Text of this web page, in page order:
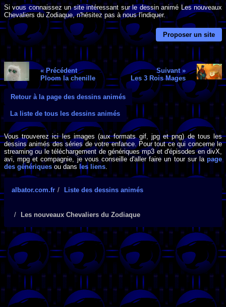
Si vous connaissez un site intéressant sur le dessin animé Les nouveaux
Chevaliers du Zodiaque, n'hésitez pas à nous l'indiquer.
Proposer un site
« Précédent
Ploom la chenille
Suivant »
Les 3 Rois Mages
Retour à la page des dessins animés
La liste de tous les dessins animés
Vous trouverez ici les images (aux formats gif, jpg et png) de tous les
dessins animés des séries de votre enfance. Pour tout ce qui concerne le
streaming ou le téléchargement de génériques mp3 et d'épisodes en divX,
avi, mpg et compagnie, je vous conseille d'aller faire un tour sur lapage
des génériques ou dans les liens.
albator.com.fr Liste des dessins animés
Les nouveaux Chevaliers du Zodiaque